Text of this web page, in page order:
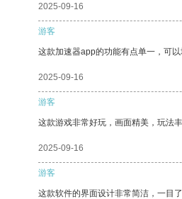
2025-09-16
游客
这款加速器app的功能有点单一，可
2025-09-16
游客
这款游戏非常好玩，画面精美，玩法丰
2025-09-16
游客
这款软件的界面设计非常简洁，一目了